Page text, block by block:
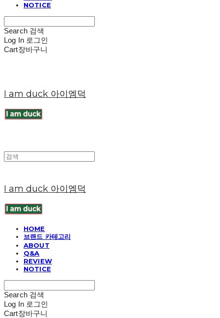
NOTICE
Search 검색
Log In 로그인
Cart장바구니
I am duck 아이엠덕
I am duck 아이엠덕
HOME
브랜드 카테고리
ABOUT
Q&A
REVIEW
NOTICE
Search 검색
Log In 로그인
Cart장바구니